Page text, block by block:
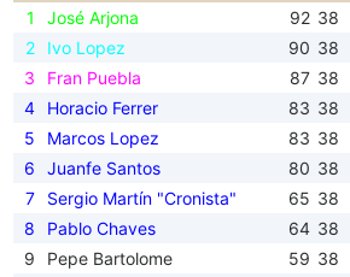
1
José Arjona 92 38
2
Ivo Lopez 90 38
3
Fran Puebla 87 38
4
Horacio Ferrer 83 38
5
Marcos Lopez 83 38
6
Juanfe Santos 80 38
7
Sergio Martín "Cronista" 65 38
8
Pablo Chaves 64 38
9
Pepe Bartolome 59 38